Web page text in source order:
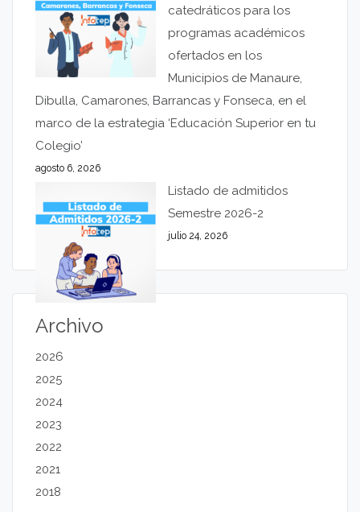
catedráticos para los
programas académicos
ofertados en los
Municipios de Manaure,
Dibulla, Camarones, Barrancas y Fonseca, en el
marco de la estrategia ‘Educación Superior en tu
Colegio’
agosto 6, 2026
Listado de admitidos
Semestre 2026-2
julio 24, 2026
Archivo
2026
2025
2024
2023
2022
2021
2018